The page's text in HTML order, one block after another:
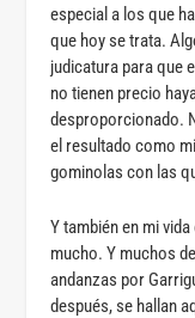
especial a los que
que hoy se trata.
judicatura para que
no tienen precio
desproporcionado.
el resultado como
gominolas con las
Y también en mi
mucho. Y muchos
andanzas por
después, se hallan